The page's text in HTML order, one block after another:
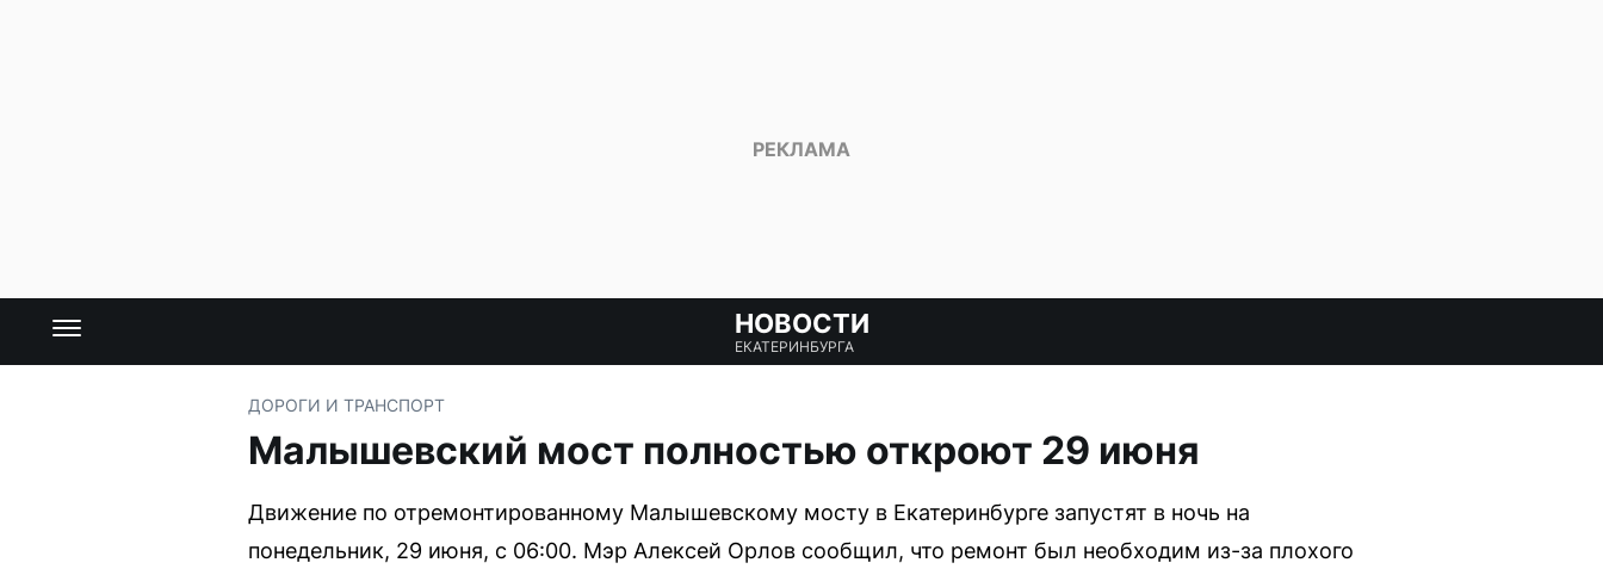
НОВОСТИ
ЕКАТЕРИНБУРГА
ДОРОГИ И ТРАНСПОРТ
Малышевский мост полностью откроют 29 июня
Движение по отремонтированному Малышевскому мосту в Екатеринбурге запустят в ночь на
понедельник, 29 июня, с 06:00. Мэр Алексей Орлов сообщил, что ремонт был необходим из-за плохого